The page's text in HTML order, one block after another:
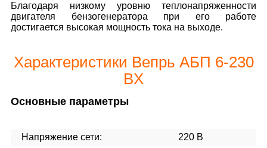
Благодаря низкому уровню теплонапряженности
двигателя бензогенератора при его работе
достигается высокая мощность тока на выходе.
Характеристики Вепрь АБП 6-230
ВX
Основные параметры
Напряжение сети:
220 В